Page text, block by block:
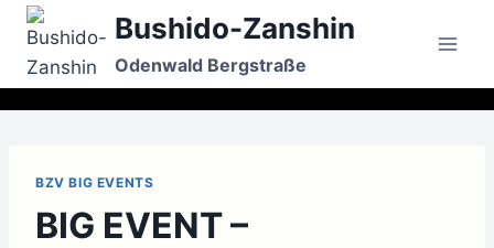
Zum
Inhalt
springen
Bushido-Zanshin
Odenwald Bergstraße
BZV BIG EVENTS
BIG EVENT –